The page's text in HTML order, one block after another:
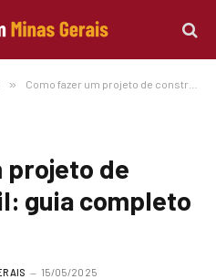
» Como fazer um projeto de construção civil: guia completo para iniciantes
projeto de
guia completo
15/05/2025